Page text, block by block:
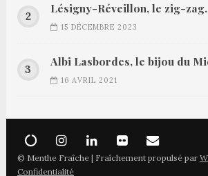
Lésigny-Réveillon, le zig-
15 DÉCEMBRE 2023
Albi Lasbordes, le bijou du
16 AVRIL 2021
© Menthe Fraîche | Fraîchement propulsé par
Confidentialité